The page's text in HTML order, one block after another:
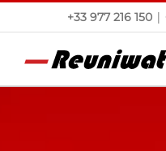
Saltar
+33 977 216 150 |